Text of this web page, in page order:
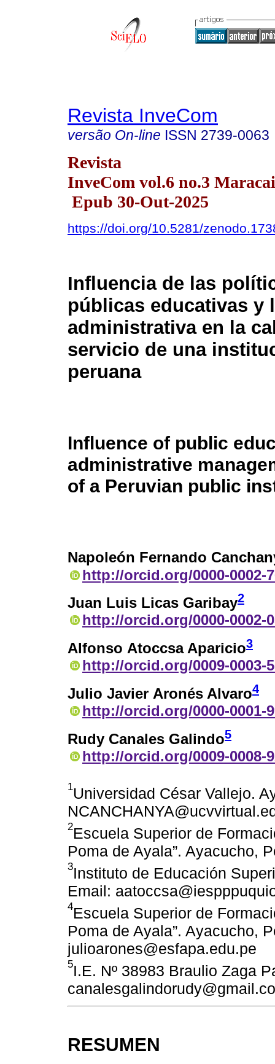
Revista InveCom
versão On-line ISSN 2739-0063
Revista
InveCom vol.6 no.3
Epub 30-Out-2025
https://doi.org/10.5281/
Influencia de las
públicas educativas y
administrativa en la
servicio de una
peruana
Influence of public
administrative
of a Peruvian public
Napoleón Fernando
http://orcid.org/0000-0002-
Juan Luis Licas Garibay2
http://orcid.org/0000-0002-
Alfonso Atoccsa Aparicio3
http://orcid.org/0009-0003-
Julio Javier Aronés Alvaro4
http://orcid.org/0000-0001-
Rudy Canales Galindo5
http://orcid.org/0009-0008-
1Universidad César Vallejo.
2Escuela Superior de
Poma de Ayala”. Ayacucho,
3Instituto de Educación
Email:
4Escuela Superior de
Poma de Ayala”. Ayacucho,
julioarones@esfapa.edu.pe
5I.E. Nº 38983 Braulio Zaga
RESUMEN